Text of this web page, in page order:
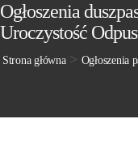
Ogłoszenia
Uroczystość
Strona główna> Ogłoszenia